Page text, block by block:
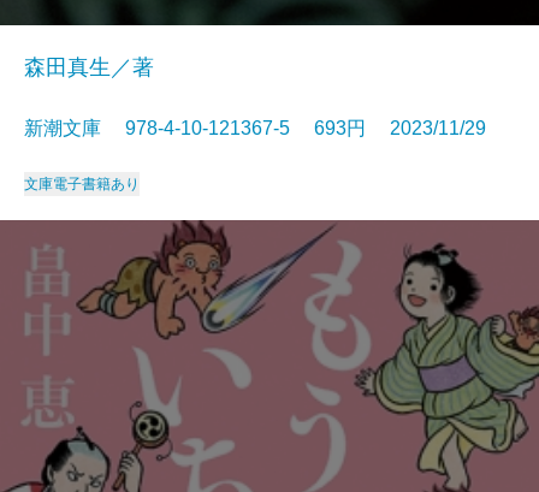
森田真生／著
新潮文庫 978-4-10-121367-5 693円 2023/11/29
文庫電子書籍あり